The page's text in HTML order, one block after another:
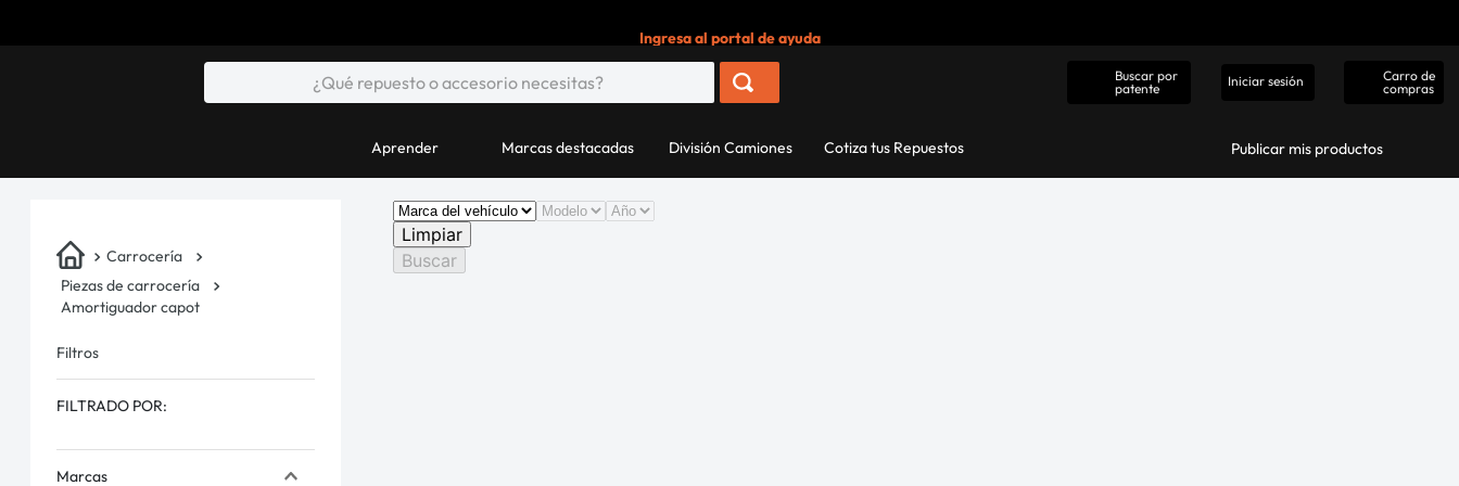
Ingresa al portal de ayuda
Buscar por
patente
Iniciar sesión
Carro de
compras
Aprender Marcas destacadas División Camiones Cotiza tus Repuestos Publicar mis productos
Carrocería
Piezas de carrocería
Amortiguador capot
Filtros
FILTRADO POR:
Marcas
Limpiar
Buscar